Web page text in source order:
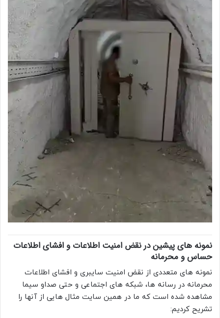
نمونه های پیشین در نقض امنیت اطلاعات و افشای اطلاعات
حساس و محرمانه
نمونه های متعددی از نقض امنیت سایبری و افشای اطلاعات
محرمانه در رسانه ها، شبکه های اجتماعی و حتی صداو سیما
مشاهده شده است که ما در همین سایت مثال هایی از آنها را
تشریح کردیم: